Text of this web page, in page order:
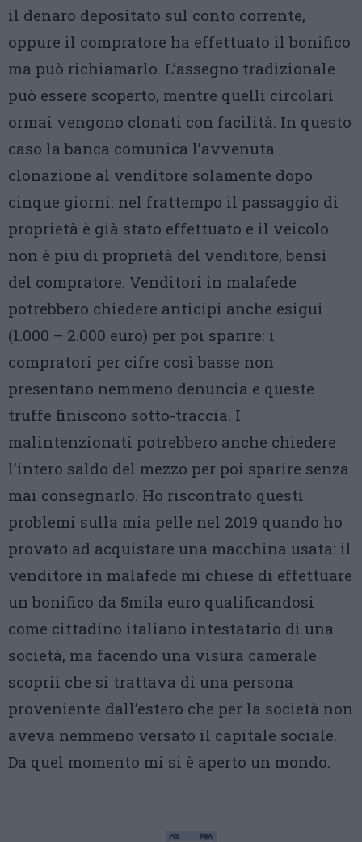
il denaro depositato sul conto corrente,
oppure il compratore ha effettuato il bonifico
ma può richiamarlo. L’assegno tradizionale
può essere scoperto, mentre quelli circolari
ormai vengono clonati con facilità. In questo
caso la banca comunica l’avvenuta
clonazione al venditore solamente dopo
cinque giorni: nel frattempo il passaggio di
proprietà è già stato effettuato e il veicolo
non è più di proprietà del venditore, bensì
del compratore. Venditori in malafede
potrebbero chiedere anticipi anche esigui
(1.000 – 2.000 euro) per poi sparire: i
compratori per cifre così basse non
presentano nemmeno denuncia e queste
truffe finiscono sotto-traccia. I
malintenzionati potrebbero anche chiedere
l’intero saldo del mezzo per poi sparire senza
mai consegnarlo. Ho riscontrato questi
problemi sulla mia pelle nel 2019 quando ho
provato ad acquistare una macchina usata: il
venditore in malafede mi chiese di effettuare
un bonifico da 5mila euro qualificandosi
come cittadino italiano intestatario di una
società, ma facendo una visura camerale
scoprii che si trattava di una persona
proveniente dall’estero che per la società non
aveva nemmeno versato il capitale sociale.
Da quel momento mi si è aperto un mondo.